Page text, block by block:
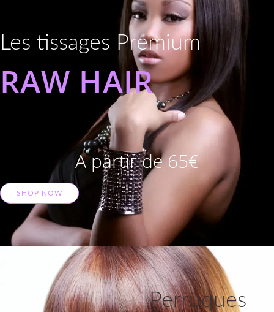
Les tissages Premium
RAW HAIR
A partir de 65€
SHOP NOW
Perruques